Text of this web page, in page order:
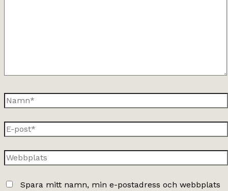
Namn*
E-
post*
Webbplats
Spara mitt namn, min e-postadress och webbplats